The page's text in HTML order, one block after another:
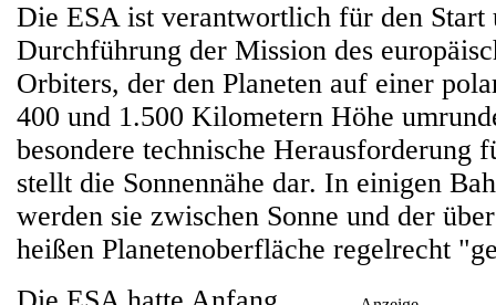
Die ESA ist verantwortlich für den Start
Durchführung der Mission des
Orbiters, der den Planeten auf einer
400 und 1.500 Kilometern Höhe
besondere technische Herausforderung
stellt die Sonnennähe dar. In einigen
werden sie zwischen Sonne und der
heißen Planetenoberfläche regelrecht